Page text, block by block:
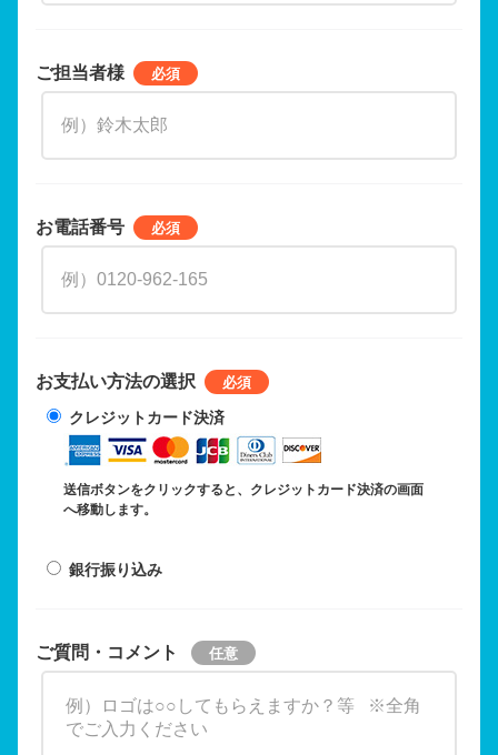
ご担当者様
お電話番号
お支払い方法の選択
クレジットカード決済
送信ボタンをクリックすると、クレジットカード決済の画面
へ移動します。
銀行振り込み
ご質問・コメント